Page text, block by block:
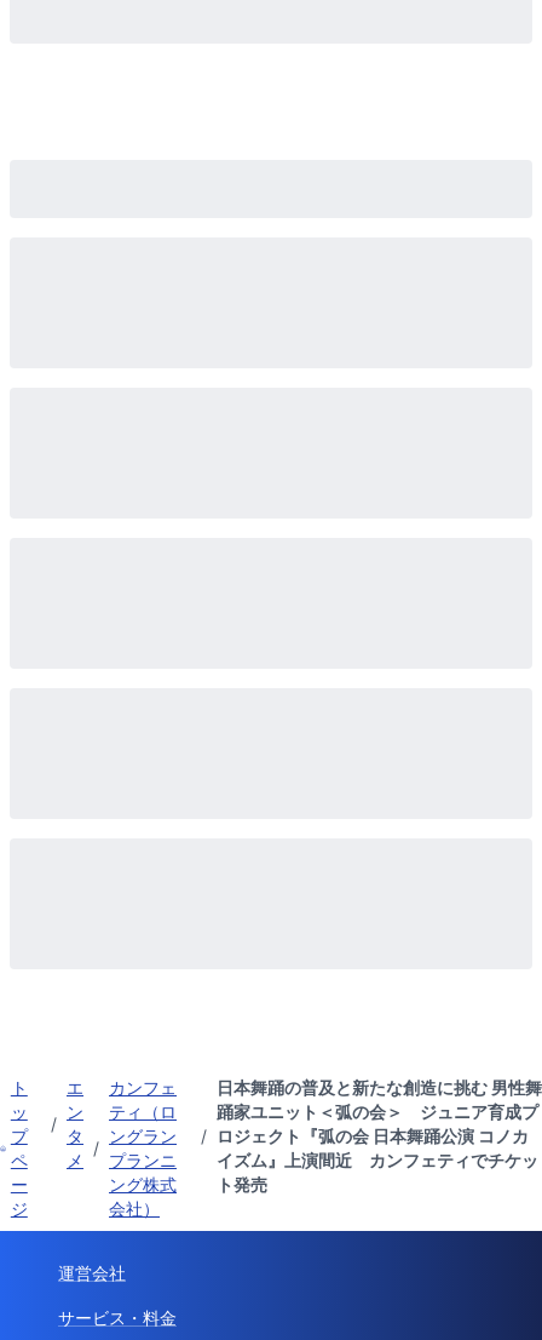
ト
ッ
プ
ペ
ー
ジ
/
エ
ン
タ
メ
/
カンフェ
ティ（ロ
ングラン
プランニ
ング株式
会社）
/
日本舞踊の普及と新たな創造に挑む 男性舞
踊家ユニット＜弧の会＞ ジュニア育成プ
ロジェクト『弧の会 日本舞踊公演 コノカ
イズム』上演間近 カンフェティでチケッ
ト発売
運営会社
サービス・料金